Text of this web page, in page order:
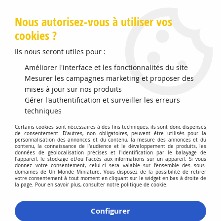
Accueil>Maquettes et Accessoires>Peintures Enamel HUMBROL
No 74 Lin Mat Pot No 1 14ml
Nous autorisez-vous à utiliser vos
cookies ?
Ils nous seront utiles pour :
Améliorer l'interface et les fonctionnalités du site
Mesurer les campagnes marketing et proposer des
mises à jour sur nos produits
Gérer l'authentification et surveiller les erreurs
techniques
Certains cookies sont nécessaires à des fins techniques, ils sont donc dispensés
de consentement. D'autres, non obligatoires, peuvent être utilisés pour la
personnalisation des annonces et du contenu, la mesure des annonces et du
contenu, la connaissance de l'audience et le développement de produits, les
données de géolocalisation précises et l'identification par le balayage de
l'appareil, le stockage et/ou l'accès aux informations sur un appareil. Si vous
donnez votre consentement, celui-ci sera valable sur l’ensemble des sous-
domaines de Un Monde Miniature. Vous disposez de la possibilité de retirer
votre consentement à tout moment en cliquant sur le widget en bas à droite de
la page. Pour en savoir plus, consulter notre politique de cookie.
Configurer